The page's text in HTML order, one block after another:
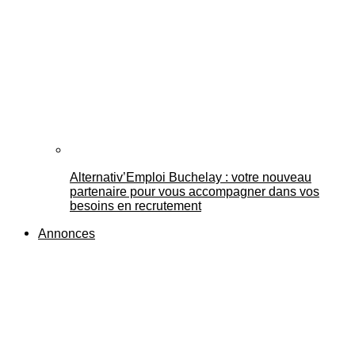
Alternativ’Emploi Buchelay : votre nouveau
partenaire pour vous accompagner dans vos
besoins en recrutement
Annonces